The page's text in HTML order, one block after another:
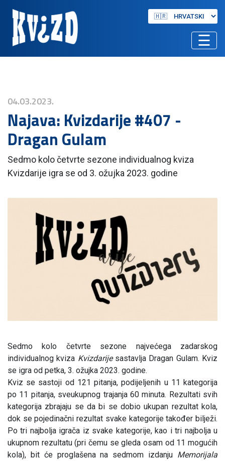
☰
04.03.2023.
Najava: Kvizdarije #407 -
Dragan Gulam
Sedmo kolo četvrte sezone individualnog kviza
Kvizdarije igra se od 3. ožujka 2023. godine
Sedmo kolo četvrte sezone najvećega zadarskog
individualnog kviza Kvizdarije sastavlja Dragan Gulam. Kviz
se igra od petka, 3. ožujka 2023. godine.
Kviz se sastoji od 121 pitanja, podijeljenih u 11 kategorija
po 11 pitanja, sveukupnog trajanja 60 minuta. Rezultati svih
kategorija zbrajaju se da bi se dobio ukupan rezultat kola,
dok se pojedinačni rezultat svake kategorije također bilježi.
Po tri najbolja igrača iz svake kategorije, kao i tri najbolja u
ukupnom rezultatu (pri čemu se gleda osam od 11 mogućih
kola), bit će proglašena na sedmom izdanju Memorijala